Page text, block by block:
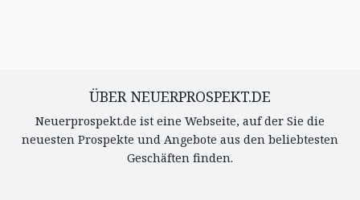
ÜBER NEUERPROSPEKT.DE
Neuerprospekt.de ist eine Webseite, auf der Sie die
neuesten Prospekte und Angebote aus den beliebtesten
Geschäften finden.